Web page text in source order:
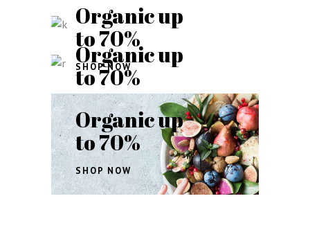
Organic up
to 70%
SHOP NOW
Organic up
to 70%
SHOP NOW
Organic up
to 70%
SHOP NOW